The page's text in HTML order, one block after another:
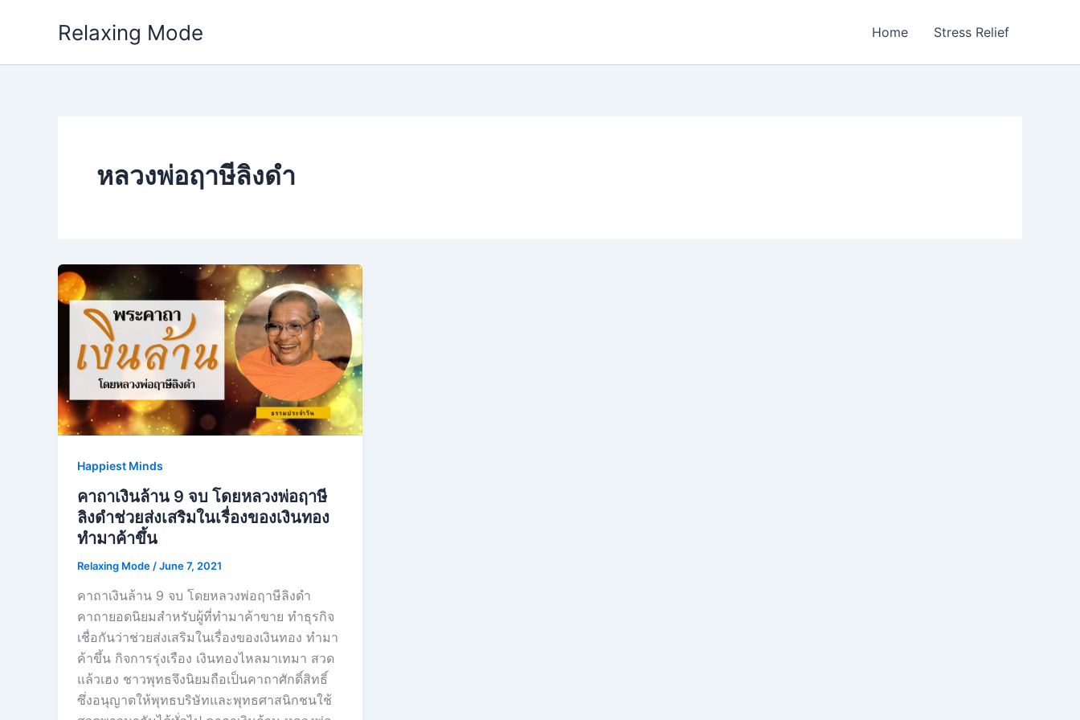
Relaxing Mode Home Stress Relief
หลวงพ่อฤาษีลิงดำ
Happiest Minds
คาถาเงินล้าน 9 จบ โดยหลวงพ่อฤาษี
ลิงดำช่วยส่งเสริมในเรื่องของเงินทอง
ทำมาค้าขึ้น
Relaxing Mode /June 7, 2021
คาถาเงินล้าน 9 จบ โดยหลวงพ่อฤาษีลิงดำ
คาถายอดนิยมสำหรับผู้ที่ทำมาค้าขาย ทำธุรกิจ
เชื่อกันว่าช่วยส่งเสริมในเรื่องของเงินทอง ทำมา
ค้าขึ้น กิจการรุ่งเรือง เงินทองไหลมาเทมา สวด
แล้วเฮง ชาวพุทธจึงนิยมถือเป็นคาถาศักดิ์สิทธิ์
ซึ่งอนุญาตให้พุทธบริษัทและพุทธศาสนิกชนใช้